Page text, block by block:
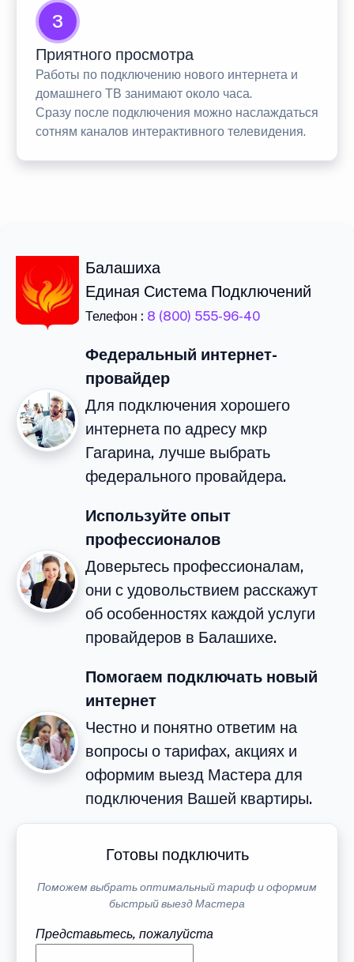
3
Приятного просмотра
Работы по подключению нового интернета и
домашнего ТВ занимают около часа.
Сразу после подключения можно наслаждаться
сотням каналов интерактивного телевидения.
Балашиха
Единая Система Подключений
Телефон : 8 (800) 555-96-40
Федеральный интернет-
провайдер
Для подключения хорошего
интернета по адресу мкр
Гагарина, лучше выбрать
федерального провайдера.
Используйте опыт
профессионалов
Доверьтесь профессионалам,
они с удовольствием расскажут
об особенностях каждой услуги
провайдеров в Балашихе.
Помогаем подключать новый
интернет
Честно и понятно ответим на
вопросы о тарифах, акциях и
оформим выезд Мастера для
подключения Вашей квартиры.
Готовы подключить
Поможем выбрать оптимальный тариф и оформим
быстрый выезд Мастера
Представьтесь, пожалуйста